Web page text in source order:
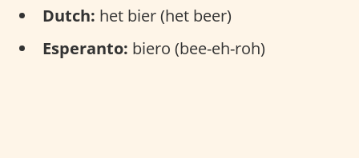
Dutch: het bier (het beer)
Esperanto: biero (bee-eh-roh)